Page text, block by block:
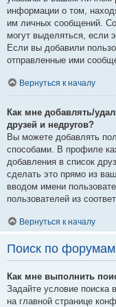
информации о том,
им личных сообщений.
могут выделяться, если
Если вы добавили
отправленные ими
Вернуться к началу
Как мне добавлять/
друзей и недругов?
Вы можете добавлять
способами. В профиле
добавления в список
сделать это прямо из
вводом имени
пользователей из
Вернуться к началу
Поиск по форумам
Как мне выполнить
Задайте условие поиска
на главной странице